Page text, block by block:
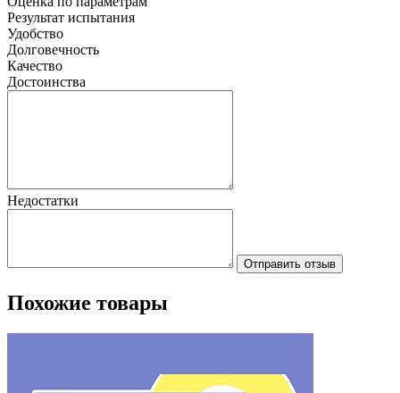
Результат испытания
Удобство
Долговечность
Качество
Достоинства
Недостатки
Отправить отзыв
Похожие товары